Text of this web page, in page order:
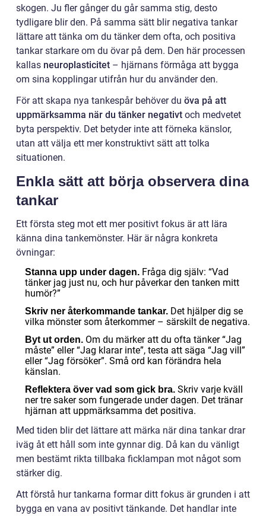
skogen. Ju fler gånger du går samma stig, desto
tydligare blir den. På samma sätt blir negativa tankar
lättare att tänka om du tänker dem ofta, och positiva
tankar starkare om du övar på dem. Den här processen
kallas neuroplasticitet – hjärnans förmåga att bygga
om sina kopplingar utifrån hur du använder den.
För att skapa nya tankespår behöver du öva på att
uppmärksamma när du tänker negativt och medvetet
byta perspektiv. Det betyder inte att förneka känslor,
utan att välja ett mer konstruktivt sätt att tolka
situationen.
Enkla sätt att börja observera dina
tankar
Ett första steg mot ett mer positivt fokus är att lära
känna dina tankemönster. Här är några konkreta
övningar:
Stanna upp under dagen. Fråga dig själv: “Vad
tänker jag just nu, och hur påverkar den tanken mitt
humör?”
Skriv ner återkommande tankar. Det hjälper dig se
vilka mönster som återkommer – särskilt de negativa.
Byt ut orden. Om du märker att du ofta tänker “Jag
måste” eller “Jag klarar inte”, testa att säga “Jag vill”
eller “Jag försöker”. Små ord kan förändra hela
känslan.
Reflektera över vad som gick bra. Skriv varje kväll
ner tre saker som fungerade under dagen. Det tränar
hjärnan att uppmärksamma det positiva.
Med tiden blir det lättare att märka när dina tankar drar
iväg åt ett håll som inte gynnar dig. Då kan du vänligt
men bestämt rikta tillbaka ficklampan mot något som
stärker dig.
Att förstå hur tankarna formar ditt fokus är grunden i att
bygga en vana av positivt tänkande. Det handlar inte